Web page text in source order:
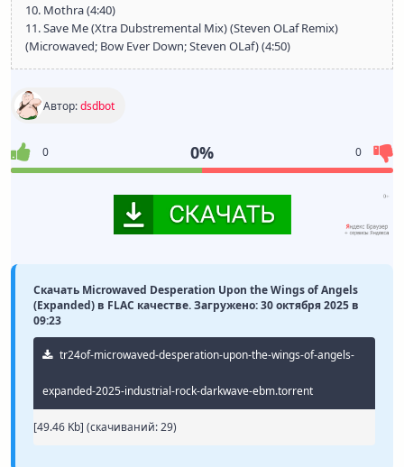
10. Mothra (4:40)
11. Save Me (Xtra Dubstremental Mix) (Steven OLaf Remix)
(Microwaved; Bow Ever Down; Steven OLaf) (4:50)
Автор:dsdbot
0 0% 0
Скачать Microwaved Desperation Upon the Wings of Angels
(Expanded) в FLAC качестве. Загружено: 30 октября 2025 в
09:23
tr24of-microwaved-desperation-upon-the-wings-of-angels-
expanded-2025-industrial-rock-darkwave-ebm.torrent
[49.46 Kb] (cкачиваний: 29)